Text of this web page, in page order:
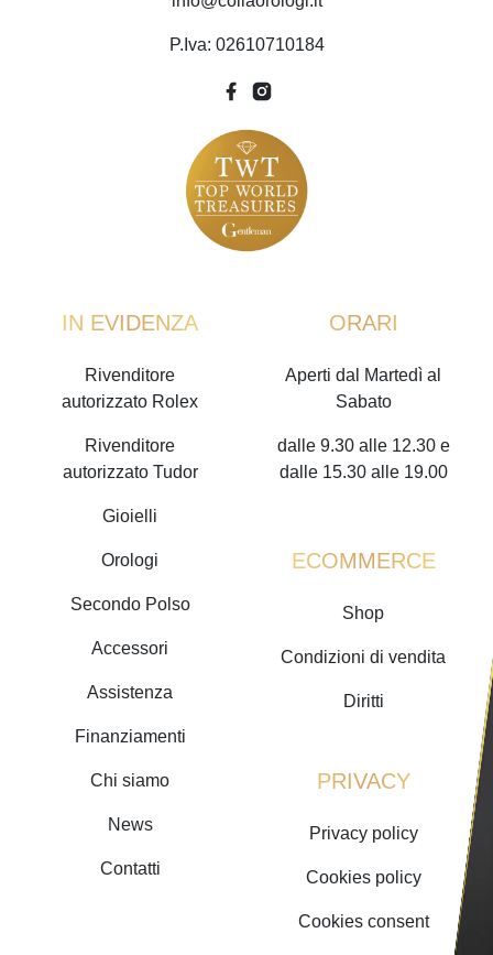
P.Iva: 02610710184
IN EVIDENZA
Rivenditore
autorizzato Rolex
Rivenditore
autorizzato Tudor
Gioielli
Orologi
Secondo Polso
Accessori
Assistenza
Finanziamenti
Chi siamo
News
Contatti
ORARI
Aperti dal Martedì al
Sabato
dalle 9.30 alle 12.30 e
dalle 15.30 alle 19.00
ECOMMERCE
Shop
Condizioni di vendita
Diritti
PRIVACY
Privacy policy
Cookies policy
Cookies consent